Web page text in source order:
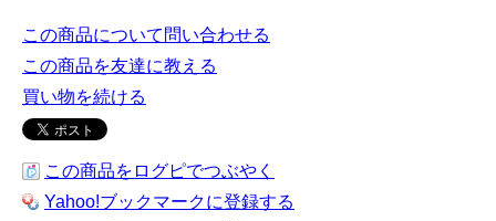
この商品について問い合わせる
この商品を友達に教える
買い物を続ける
この商品をログピでつぶやく
Yahoo!ブックマークに登録する